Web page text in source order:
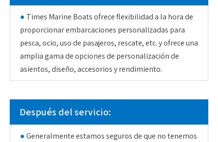
● Times Marine Boats ofrece flexibilidad a la hora de
proporcionar embarcaciones personalizadas para
pesca, ocio, uso de pasajeros, rescate, etc. y ofrece una
amplia gama de opciones de personalización de
asientos, diseño, accesorios y rendimiento.
Después del servicio:
●Generalmente estamos seguros de que no tenemos